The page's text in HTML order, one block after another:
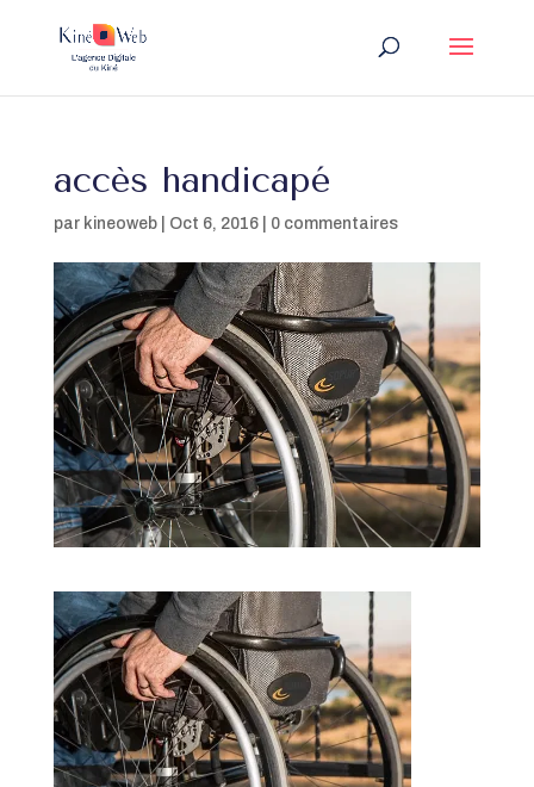
accès handicapé
par kineoweb| Oct 6, 2016| 0 commentaires